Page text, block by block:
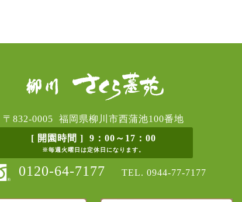
〒832-0005 福岡県柳川市西蒲池100番地
[ 開園時間 ] 9：00～17：00
※毎週火曜日は定休日になります。
0120-64-7177 TEL. 0944-77-7177